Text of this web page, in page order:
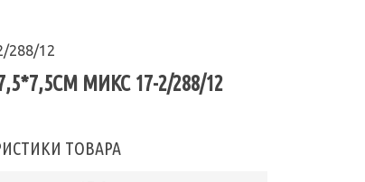
288/12
МИКС 17-2/288/12
ТОВАРА